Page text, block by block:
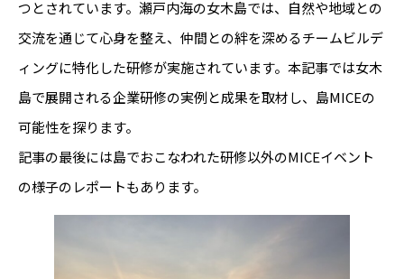
つとされています。瀬戸内海の女木島では、自然や地域との
交流を通じて心身を整え、仲間との絆を深めるチームビルデ
ィングに特化した研修が実施されています。本記事では女木
島で展開される企業研修の実例と成果を取材し、島MICEの
可能性を探ります。
記事の最後には島でおこなわれた研修以外のMICEイベント
の様子のレポートもあります。